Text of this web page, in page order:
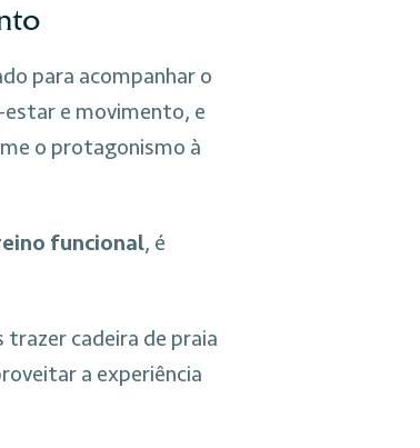
para acompanhar o
e movimento, e
o protagonismo à
funcional, é
trazer cadeira de praia
a experiência